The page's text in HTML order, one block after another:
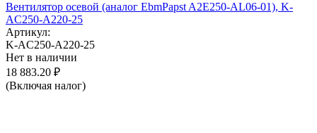
Вентилятор осевой (аналог EbmPapst A2E250-AL06-01), K-
AC250-A220-25
Артикул:
K-AC250-A220-25
Нет в наличии
18 883.20 ₽
(Включая налог)